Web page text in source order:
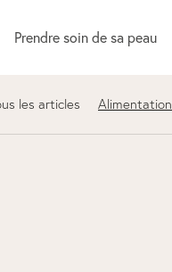
Prendre soin de sa peau
les articles Alimentation